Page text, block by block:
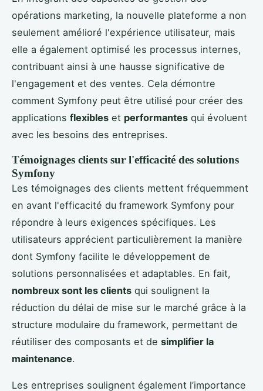
opérations marketing, la nouvelle plateforme a non
seulement amélioré l'expérience utilisateur, mais
elle a également optimisé les processus internes,
contribuant ainsi à une hausse significative de
l'engagement et des ventes. Cela démontre
comment Symfony peut être utilisé pour créer des
applications flexibles et performantes qui évoluent
avec les besoins des entreprises.
Témoignages clients sur l'efficacité des solutions
Symfony
Les témoignages des clients mettent fréquemment
en avant l'efficacité du framework Symfony pour
répondre à leurs exigences spécifiques. Les
utilisateurs apprécient particulièrement la manière
dont Symfony facilite le développement de
solutions personnalisées et adaptables. En fait,
nombreux sont les clients qui soulignent la
réduction du délai de mise sur le marché grâce à la
structure modulaire du framework, permettant de
réutiliser des composants et de simplifier la
maintenance.
Les entreprises soulignent également l’importance